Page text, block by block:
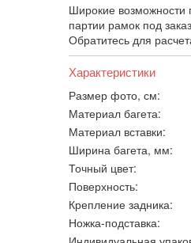
Широкие возможности
партии рамок под
Обратитесь для
Характеристики
Размер фото, см:
Материал багета:
Материал вставки:
Ширина багета, мм:
Точный цвет:
Поверхность:
Крепление задника:
Ножка-подставка: